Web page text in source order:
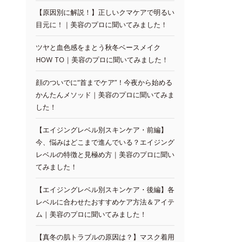
【原因別に解説！】正しいクマケアで明るい
目元に！｜美容のプロに聞いてみました！
ツヤと血色感をまとう秋冬ベースメイク
HOW TO｜美容のプロに聞いてみました！
顔のついでに“首までケア”！今夜から始める
かんたんメソッド｜美容のプロに聞いてみま
した！
【エイジングレベル別スキンケア・前編】
今、悩みはどこまで進んでいる？エイジング
レベルの特徴と見極め方｜美容のプロに聞い
てみました！
【エイジングレベル別スキンケア・後編】各
レベルに合わせたおすすめケア方法＆アイテ
ム｜美容のプロに聞いてみました！
【真冬の肌トラブルの原因は？】マスク着用